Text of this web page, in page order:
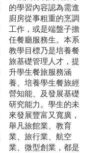
的學習內容認為需進
廚房從事粗重的烹調
工作，或是端盤子擔
任餐廳服務生。本系
教學目標乃是培養餐
旅基礎管理人才，提
升學生餐旅服務涵
養、培養學生餐旅經
營知能、及發展基礎
研究能力。學生的未
來發展豐富又寬廣，
舉凡旅館業、教育
業、旅行業、航空
業、微型創業，都是